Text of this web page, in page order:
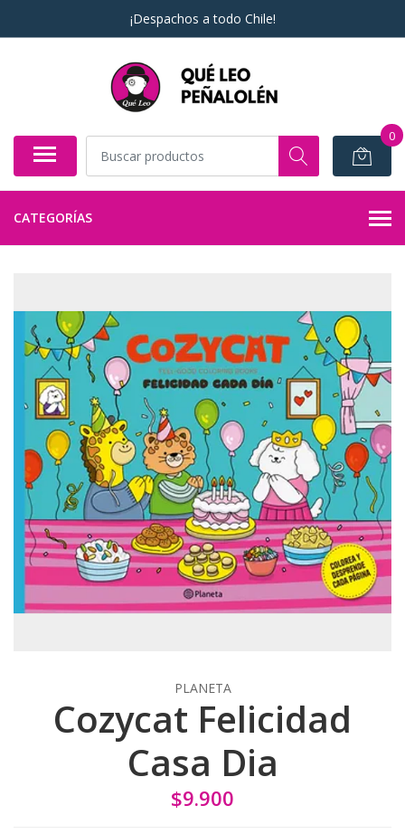
¡Despachos a todo Chile!
0
CATEGORÍAS
PLANETA
Cozycat Felicidad
Casa Dia
$9.900